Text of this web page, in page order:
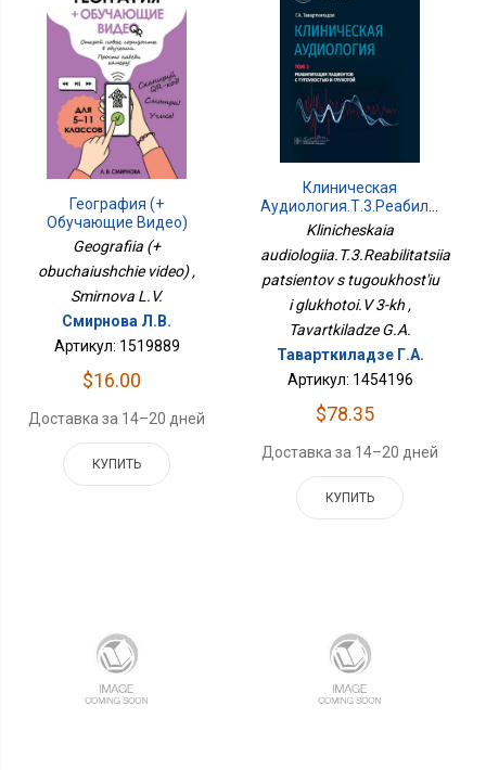
География (+
Обучающие Видео)
Geografiia (+
obuchaiushchie video) ,
Smirnova L.V.
Смирнова Л.В.
Артикул: 1519889
$16.00
Доставка за 14–20 дней
КУПИТЬ
Клиническая
Аудиология.Т.3.Реабилитация
Пациентов С
Глухотой.В 3-Х
Klinicheskaia
audiologiia.T.3.Reabilitatsiia
patsientov s tugoukhost'iu
i glukhotoi.V 3-kh ,
Tavartkiladze G.A.
Таварткиладзе Г.А.
Артикул: 1454196
$78.35
Доставка за 14–20 дней
КУПИТЬ